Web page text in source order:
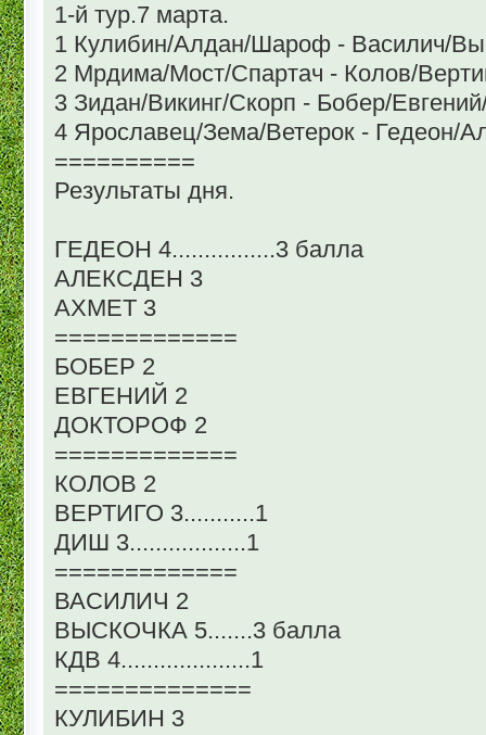
1-й тур.7 марта.
1 Кулибин/Алдан/Шароф - Василич/
2 Мрдима/Мост/Спартач - Колов/
3 Зидан/Викинг/Скорп - Бобер/
4 Ярославец/Зема/Ветерок - Гедеон/
==========
Результаты дня.
ГЕДЕОН 4................3 балла
АЛЕКСДЕН 3
АХМЕТ 3
=============
БОБЕР 2
ЕВГЕНИЙ 2
ДОКТОРОФ 2
=============
КОЛОВ 2
ВЕРТИГО 3...........1
ДИШ 3..................1
=============
ВАСИЛИЧ 2
ВЫСКОЧКА 5.......3 балла
КДВ 4....................1
==============
КУЛИБИН 3